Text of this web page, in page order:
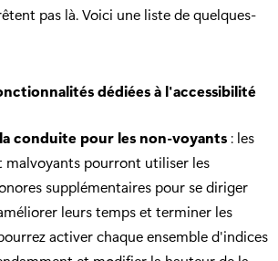
pas là. Voici une liste de quelques-
dédiées à l'accessibilité
conduite pour les non-voyants : les
malvoyants pourront utiliser les
supplémentaires pour se diriger
leurs temps et terminer les
activer chaque ensemble d'indices